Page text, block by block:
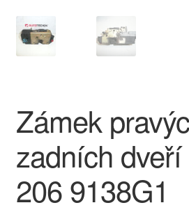
Platby
Reklamace
Reklamační řád
Vrakoviště Citroën
Zámek
zadních
206 9138G1